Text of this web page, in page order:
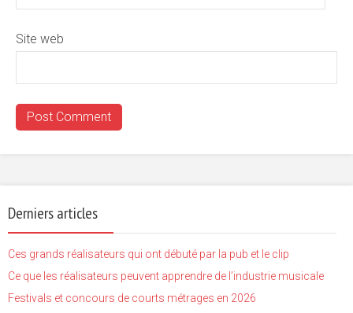
Site web
Derniers articles
Ces grands réalisateurs qui ont débuté par la pub et le clip
Ce que les réalisateurs peuvent apprendre de l’industrie musicale
Festivals et concours de courts métrages en 2026